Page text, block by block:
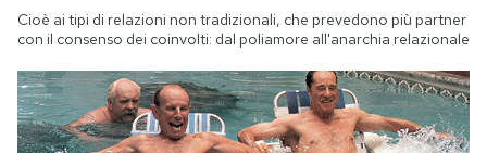
Cioè ai tipi di relazioni non tradizionali, che prevedono più partner
con il consenso dei coinvolti: dal poliamore all'anarchia relazionale